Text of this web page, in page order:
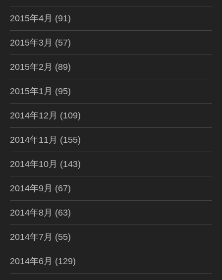
2015年4月 (91)
2015年3月 (57)
2015年2月 (89)
2015年1月 (95)
2014年12月 (109)
2014年11月 (155)
2014年10月 (143)
2014年9月 (67)
2014年8月 (63)
2014年7月 (55)
2014年6月 (129)